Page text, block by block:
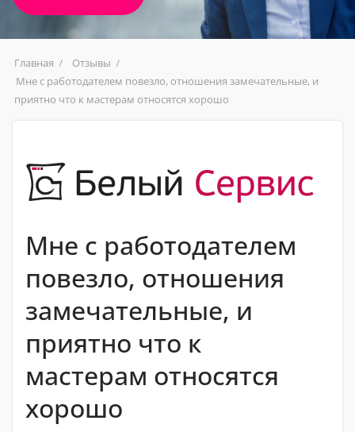
Главная
Отзывы
Мне с работодателем повезло, отношения замечательные, и
приятно что к мастерам относятся хорошо
Мне с работодателем
повезло, отношения
замечательные, и
приятно что к
мастерам относятся
хорошо